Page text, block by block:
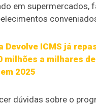
em supermercados,
Devolve ICMS já
milhões a milhares
2025
dúvidas sobre o